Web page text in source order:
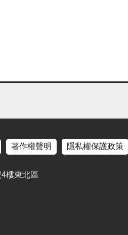
著作權聲明 隱私權保護政策
樓東北區